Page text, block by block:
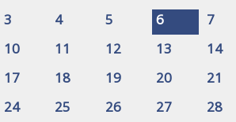
3
4 5 6 7
10
11 12 13 14
17
18 19 20 21
24
25 26 27 28